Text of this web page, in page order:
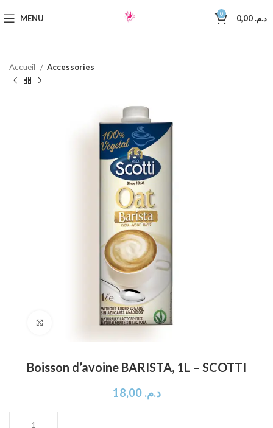
MENU 0 د.م.
Accueil Accessories
Click to enlarge
Boisson d’avoine BARISTA, 1L – SCOTTI
د.م. 18,00